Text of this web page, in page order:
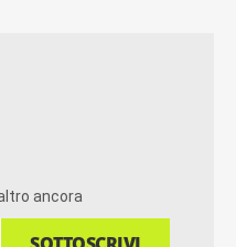
ancora